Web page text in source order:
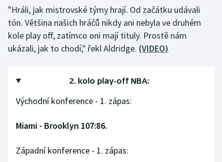
Stolní tenis
Triatlon
"Hráli, jak mistrovské týmy hrají. Od začátku udávali
tón. Většina našich hráčů nikdy ani nebyla ve druhém
kole play off, zatímco oni mají tituly. Prostě nám
ukázali, jak to chodí," řekl Aldridge. (VIDEO)
2. kolo play-off NBA:
Východní konference - 1. zápas:
Miami - Brooklyn 107:86.
Západní konference - 1. zápas: